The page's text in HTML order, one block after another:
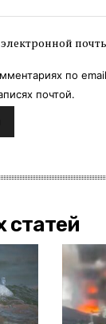
по
почтой.
статей